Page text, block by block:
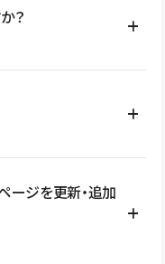
を整理したうえで、
WordPressの場合は、
れるわけではないた
設計、URL・リダイレク
？
部門での運用、権限管
連携など、個別の要件が
利用数の上限、権限
。詳しくは料金プランペ
ージを更新・追加